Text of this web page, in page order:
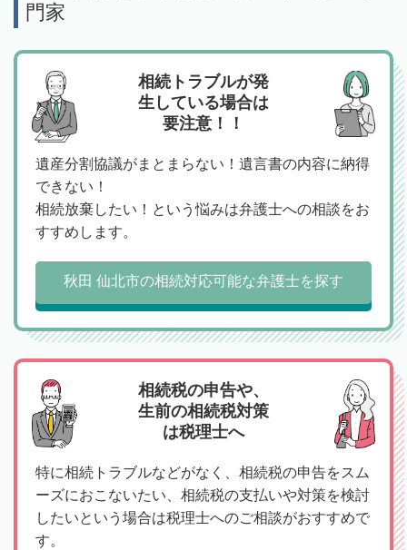
門家
相続トラブルが発
生している場合は
要注意！！
遺産分割協議がまとまらない！遺言書の内容に納得
できない！
相続放棄したい！という悩みは弁護士への相談をお
すすめします。
秋田 仙北市の相続対応可能な弁護士を探す
相続税の申告や、
生前の相続税対策
は税理士へ
特に相続トラブルなどがなく、相続税の申告をスム
ーズにおこないたい、相続税の支払いや対策を検討
したいという場合は税理士へのご相談がおすすめで
す。